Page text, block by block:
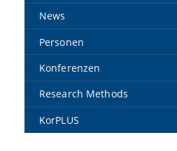
News
Personen
Konferenzen
Research Methods
KorPLUS